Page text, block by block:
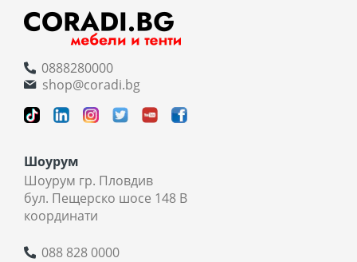
0888280000
shop@coradi.bg
Шоурум
Шоурум гр. Пловдив
бул. Пещерско шосе 148 В
координати
088 828 0000